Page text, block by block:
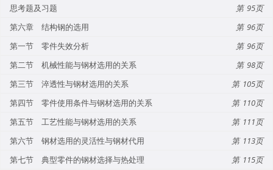
思考题及习题
95
第六章 结构钢的选用
96
第一节 零件失效分析
96
第二节 机械性能与钢材选用的关系
98
第三节 淬透性与钢材选用的关系
105
第四节 零件使用条件与钢材选用的关系
110
第五节 工艺性能与钢材选用的关系
111
第六节 钢材选用的灵活性与钢材代用
113
第七节 典型零件的钢材选择与热处理
115